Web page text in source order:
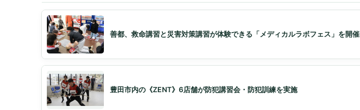
善都、救命講習と災害対策講習が体験できる「メディカルラボフェス」を開催
豊田市内の《ZENT》6店舗が防犯講習会・防犯訓練を実施